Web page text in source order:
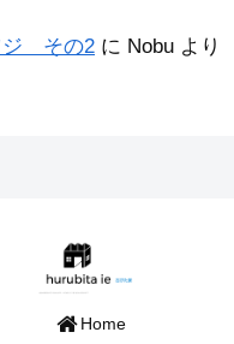
ジ その2 に Nobu より
Home